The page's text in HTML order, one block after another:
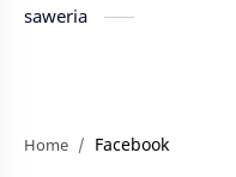
saweria
Home Facebook